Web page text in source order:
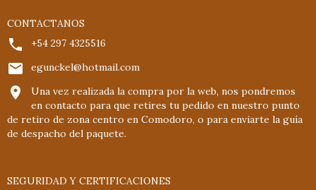
CONTACTANOS
+54 297 4325516
egunckel@hotmail.com
Una vez realizada la compra por la web, nos pondremos
en contacto para que retires tu pedido en nuestro punto
de retiro de zona centro en Comodoro, o para enviarte la guía
de despacho del paquete.
SEGURIDAD Y CERTIFICACIONES